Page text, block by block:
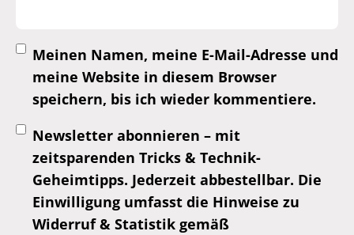
Meinen Namen, meine E-Mail-Adresse und
meine Website in diesem Browser
speichern, bis ich wieder kommentiere.
Newsletter abonnieren – mit
zeitsparenden Tricks & Technik-
Geheimtipps. Jederzeit abbestellbar. Die
Einwilligung umfasst die Hinweise zu
Widerruf & Statistik gemäß